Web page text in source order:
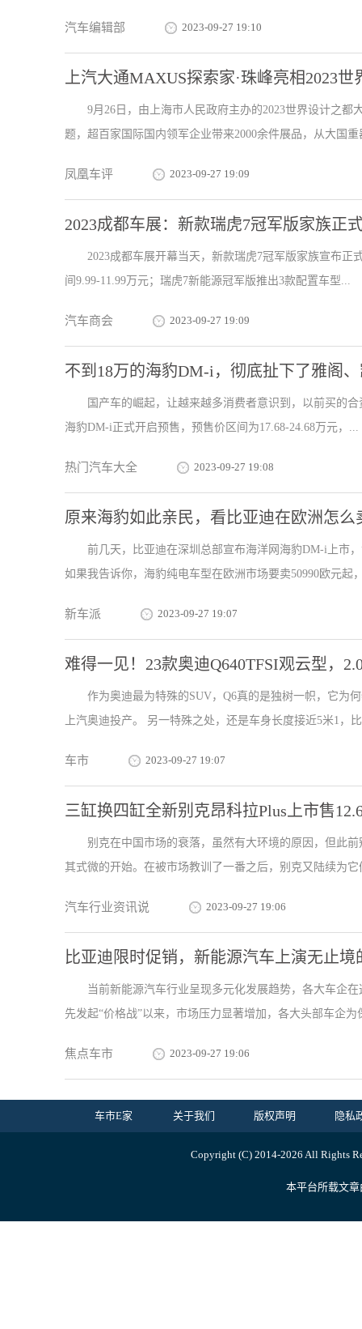
汽车编辑部 2023-09-27 19:10
上汽大通MAXUS探索家·珠峰亮相2023
9月26日，由上海市人民政府主办的2023世界设计之
题，超百家国际国内领军企业带来2000余件展品，从大国
凤凰车评 2023-09-27 19:09
2023成都车展：新款瑞虎7冠军版家族正
2023成都车展开幕当天，新款瑞虎7冠军版家族宣布正
间9.99-11.99万元；瑞虎7新能源冠军版推出3款配置车型...
汽车商会 2023-09-27 19:09
不到18万的海豹DM-i，彻底扯下了雅阁
国产车的崛起，让越来越多消费者意识到，以前买的
海豹DM-i正式开启预售，预售价区间为17.68-24.68万元，...
热门汽车大全 2023-09-27 19:08
原来海豹如此亲民，看比亚迪在欧洲怎么
前几天，比亚迪在深圳总部宣布海洋网海豹DM-i上市
如果我告诉你，海豹纯电车型在欧洲市场要卖50990欧元起
新车派 2023-09-27 19:07
难得一见！23款奥迪Q640TFSI观云型，
作为奥迪最为特殊的SUV，Q6真的是独树一帜，它为
上汽奥迪投产。 另一特殊之处，还是车身长度接近5米1，
车市 2023-09-27 19:07
三缸换四缸全新别克昂科拉Plus上市售
别克在中国市场的衰落，虽然有大环境的原因，但此
其式微的开始。在被市场教训了一番之后，别克又陆续为
汽车行业资讯说 2023-09-27 19:06
比亚迪限时促销，新能源汽车上演无止境
当前新能源汽车行业呈现多元化发展趋势，各大车企
先发起“价格战”以来，市场压力显著增加，各大头部车企为
焦点车市 2023-09-27 19:06
车市E家 关于我们 版权声明 隐私
Copyright (C) 2014-2026 All Rights
本平台所载文章